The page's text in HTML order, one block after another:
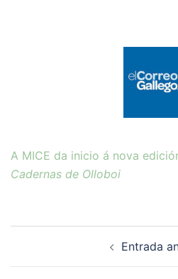
A MICE da inicio á nova
Cadernas de Olloboi
Entrada